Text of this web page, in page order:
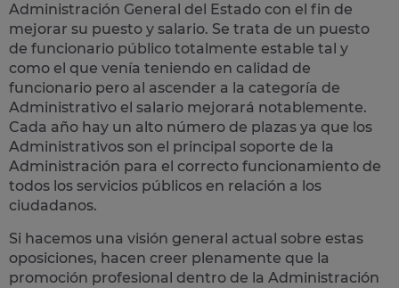
Administración General del Estado con el fin de
mejorar su puesto y salario. Se trata de un puesto
de funcionario público totalmente estable tal y
como el que venía teniendo en calidad de
funcionario pero al ascender a la categoría de
Administrativo el salario mejorará notablemente.
Cada año hay un alto número de plazas ya que los
Administrativos son el principal soporte de la
Administración para el correcto funcionamiento de
todos los servicios públicos en relación a los
ciudadanos.
Si hacemos una visión general actual sobre estas
oposiciones, hacen creer plenamente que la
promoción profesional dentro de la Administración